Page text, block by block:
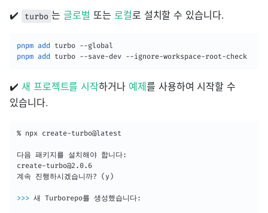
✔️ turbo 는글로벌 또는 로컬로 설치할 수 있습니다.
pnpm add
pnpm add turbo --save-dev --ignore-workspace-root-check
✔️ 새 프로젝트를 시작하거나 예제 를 사용하여 시작할 수
있습니다.
% npx create-turbo@latest
다음 패키지를 설치해야 합니다:
create-turbo@2.0.6
계속 진행하시겠습니까? ( y )
>>> 새 Turborepo를 생성했습니다: